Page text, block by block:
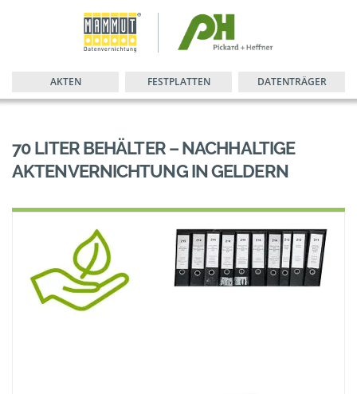
AKTEN FESTPLATTEN DATENTRÄGER
70 LITER BEHÄLTER – NACHHALTIGE
AKTENVERNICHTUNG IN GELDERN